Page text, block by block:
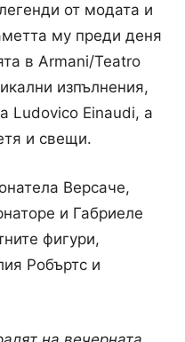
от модата и
му преди деня
в Armani/Teatro
изпълнения,
Ludovico Einaudi, а
и свещи.
Версаче,
и Габриеле
фигури,
Робъртс и